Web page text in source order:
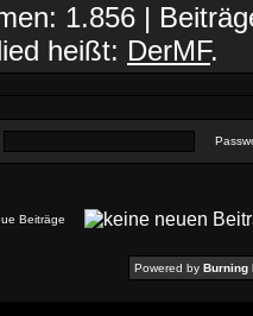
1.856 |
heißt: DerMF.
Beiträge
Powered by Burning